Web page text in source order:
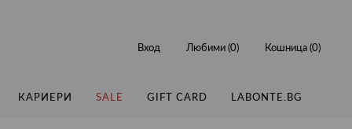
КАРИЕРИ SALE GIFT CARD LABONTE.BG
Вход Любими (0) Кошница (0)